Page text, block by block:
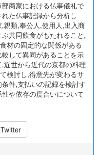
商家における仏事儀礼で
た仏事記録から分析し
親類,奉公人,使用人,出入商
共同飲食がもたれること,
材の固定的な関係がある
して異同があることを示
近世から近代の京都の料理
検討し,得意先が変わるサ
件,支払いの記録を検討す
や依存の度合いについて
Twitter